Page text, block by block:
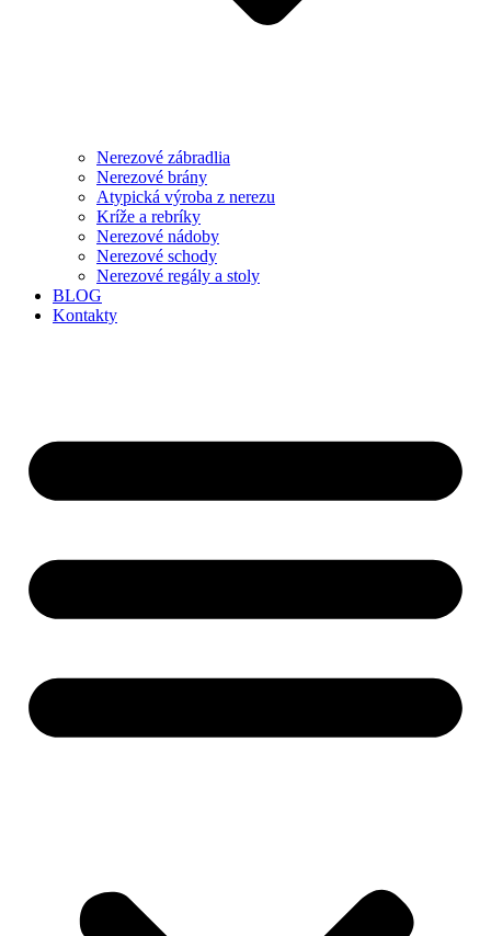
Nerezové zábradlia
Nerezové brány
Atypická výroba z nerezu
Kríže a rebríky
Nerezové nádoby
Nerezové schody
Nerezové regály a stoly
BLOG
Kontakty